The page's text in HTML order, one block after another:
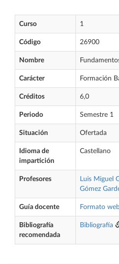
Curso 1
Código 26900
Nombre
Carácter Formación
Créditos 6,0
Periodo Semestre 1
Situación Ofertada
Idioma de
impartición
Castellano
Profesores Luis Miguel
Gómez
Guía docente Formato
Bibliografía
recomendada
Bibliografía